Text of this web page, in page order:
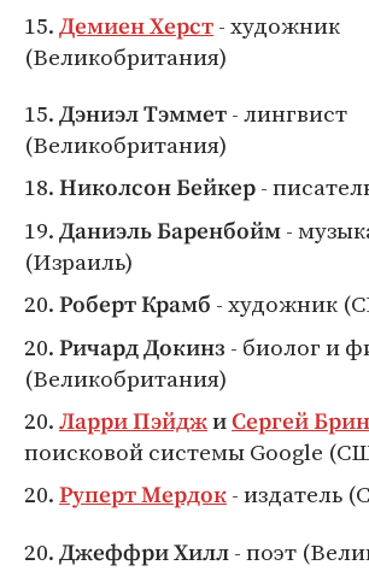
15. Демиен Херст - художник
(Великобритания)
15. Дэниэл Тэммет - лингвист
(Великобритания)
18. Николсон Бейкер -
19. Даниэль Баренбойм -
(Израиль)
20. Роберт Крамб - художник
20. Ричард Докинз - биолог и
(Великобритания)
20. Ларри ПэйджиСергей Брин
поисковой системы Google
20. Руперт Мердок - издатель
20. Джеффри Хилл - поэт